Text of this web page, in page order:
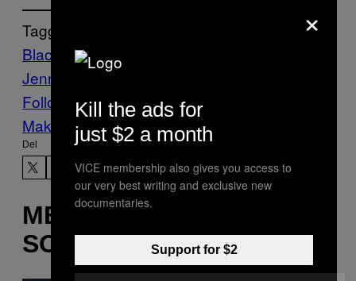
Tagget:
Black Lives Matter
Jenner
pepsi
Follow Us On Discover
Make Us Preferred In Top Stories
Del
MERE
SOM DETTE
×
Kill the ads for
just $2 a month
VICE membership also gives you access to
our very best writing and exclusive new
documentaries.
Support for $2